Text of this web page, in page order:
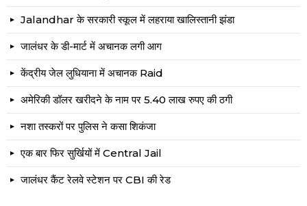
Jalandhar के सरकारी स्कूल में लहराया खालिस्तानी झंडा
जालंधर के डी-मार्ट में अचानक लगी आग
केंद्रीय जेल लुधियाना में अचानक Raid
अमेरिकी डॉलर खरीदने के नाम पर 5.40 लाख रुपए की ठगी
नशा तस्करों पर पुलिस ने कसा शिकंजा
एक बार फिर सुर्खियों में Central Jail
जालंधर कैंट रेलवे स्टेशन पर CBI की रेड